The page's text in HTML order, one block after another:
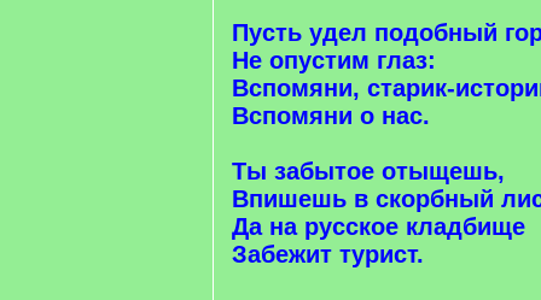
Пусть удел подобный
Не опустим глаз:
Вспомяни, старик-
Вспомяни о нас.
Ты забытое отыщешь,
Впишешь в скорбный
Да на русское кладбище
Забежит турист.